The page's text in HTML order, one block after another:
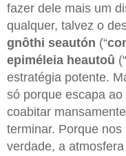
fazer dele mais um
qualquer, talvez o
gnôthi seautón (“
epiméleia heautoû (“
estratégia potente.
só porque escapa
coabitar
terminar. Porque
verdade, a